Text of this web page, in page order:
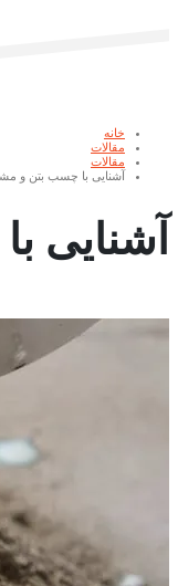
خانه
مقالات
مقالات
آشنایی با چسب بتن و
آشنایی